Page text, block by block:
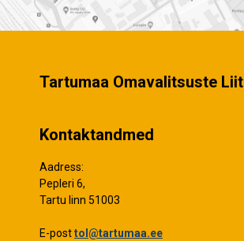
Tartumaa Omavalitsuste Liit
Kontaktandmed
Aadress:
Pepleri 6,
Tartu linn 51003
E-posttol@tartumaa.ee